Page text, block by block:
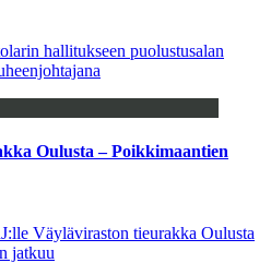
hallitukseen puolustusalan
Oulusta – Poikkimaantien
Väyläviraston tieurakka Oulusta
jatkuu